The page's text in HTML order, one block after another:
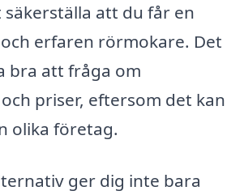
att du får en
erfaren rörmokare. Det
bra att fråga om
priser, eftersom det kan
olika företag.
ger dig inte bara